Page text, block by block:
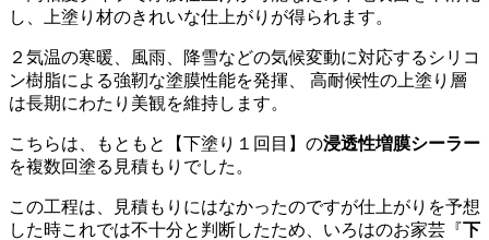
し、上塗り材のきれいな仕上がりが得られます。
２気温の寒暖、風雨、降雪などの気候変動に対応するシリコ
ン樹脂による強靭な塗膜性能を発揮、 高耐候性の上塗り層
は長期にわたり美観を維持します。
こちらは、もともと【下塗り１回目】の浸透性増膜シーラー
を複数回塗る見積もりでした。
この工程は、見積もりにはなかったのですが仕上がりを予想
した時これでは不十分と判断したため、いろはのお家芸『下